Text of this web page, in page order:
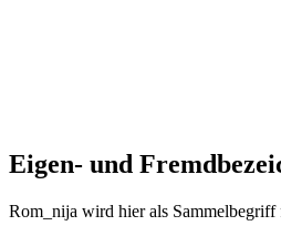
Eigen- und
Rom_nija wird hier als Sammelbegriff